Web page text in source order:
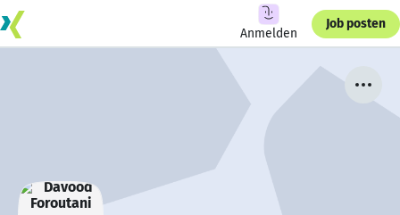
Anmelden
Job posten